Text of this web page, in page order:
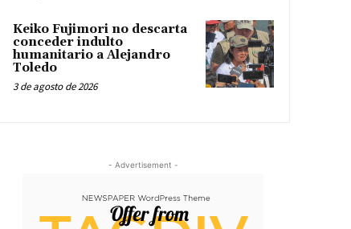
Keiko Fujimori no descarta
conceder indulto
humanitario a Alejandro
Toledo
3 de agosto de 2026
- Advertisement -